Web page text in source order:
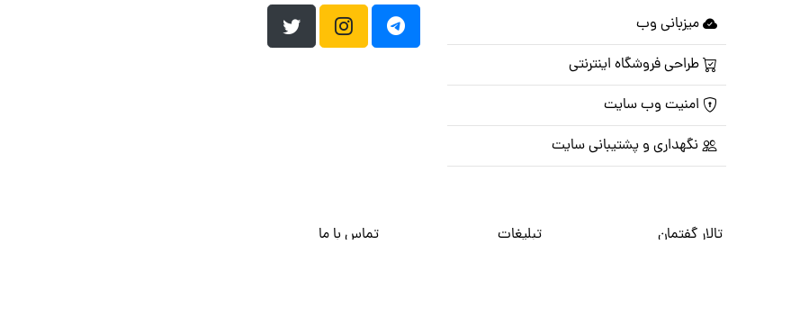
میزبانی وب
طراحی فروشگاه اینترنتی
امنیت وب سایت
نگهداری و پشتیبانی سایت
تالار گفتمان تبلیغات تماس با ما